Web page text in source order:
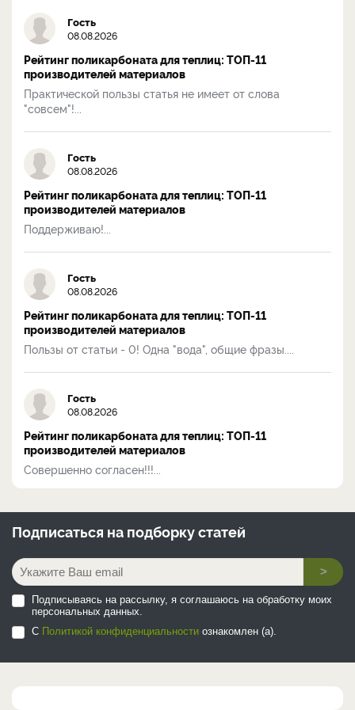
Гость
08.08.2026
Рейтинг поликарбоната для теплиц: ТОП-11
производителей материалов
Практической пользы статья не имеет от слова
"совсем"!...
Гость
08.08.2026
Рейтинг поликарбоната для теплиц: ТОП-11
производителей материалов
Поддерживаю!...
Гость
08.08.2026
Рейтинг поликарбоната для теплиц: ТОП-11
производителей материалов
Пользы от статьи - 0! Одна "вода", общие фразы....
Гость
08.08.2026
Рейтинг поликарбоната для теплиц: ТОП-11
производителей материалов
Совершенно согласен!!!...
Подписаться на подборку статей
>
Подписываясь на рассылку, я соглашаюсь на обработку моих
персональных данных.
С Политикой конфиденциальности ознакомлен (а).